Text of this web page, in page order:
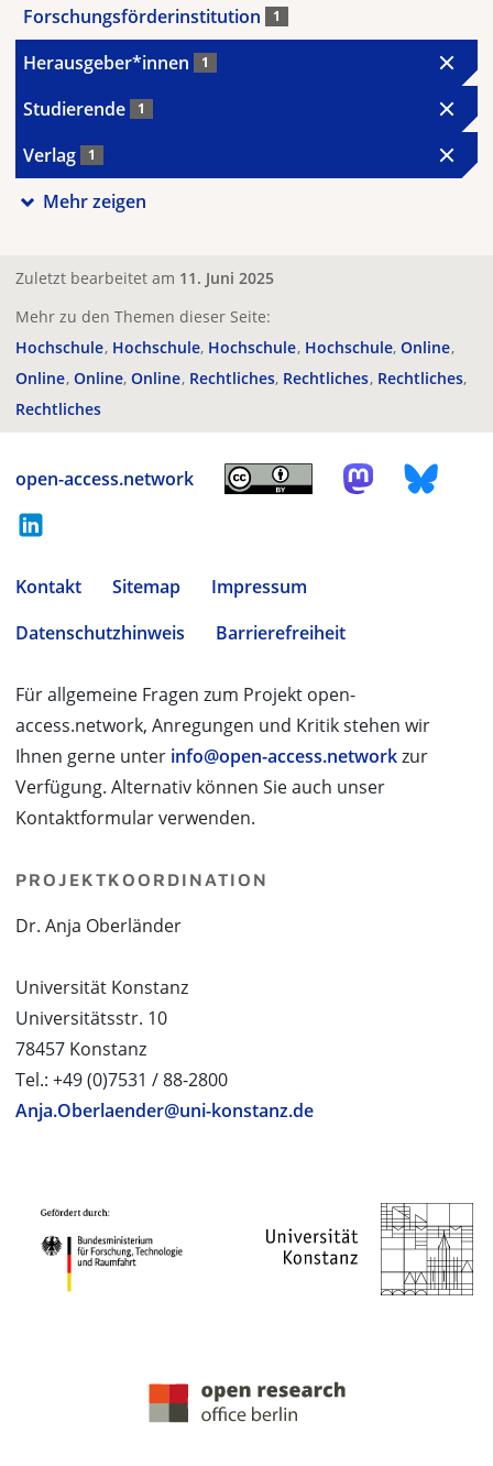
Forschungsförderinstitution 1
Herausgeber*innen 1
Studierende 1
Verlag 1
Mehr zeigen
Zuletzt bearbeitet am 11. Juni 2025
Mehr zu den Themen dieser Seite:
Hochschule Hochschule Hochschule Hochschule Online
Online Online Online Rechtliches Rechtliches Rechtliches
Rechtliches
open-access.network
Kontakt Sitemap
Impressum
Datenschutzhinweis
Barrierefreiheit
Für allgemeine Fragen zum Projekt open-
access.network, Anregungen und Kritik stehen wir
Ihnen gerne unter info@open-access.networkzur
Verfügung. Alternativ können Sie auch unser
Kontaktformular verwenden.
PROJEKTKOORDINATION
Dr. Anja Oberländer
Universität Konstanz
Universitätsstr. 10
78457 Konstanz
Tel.: +49 (0)7531 / 88-2800
Anja.Oberlaender@uni-konstanz.de